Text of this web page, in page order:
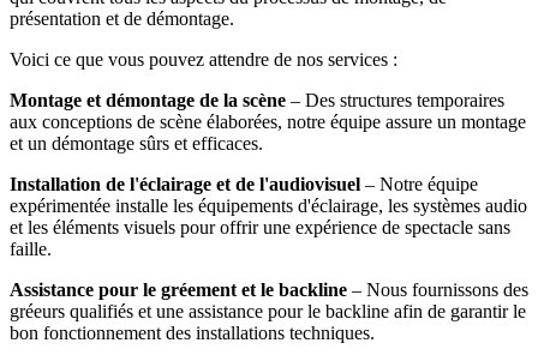
présentation et de démontage.
Voici ce que vous pouvez attendre de nos services :
Montage et démontage de la scène – Des structures temporaires
aux conceptions de scène élaborées, notre équipe assure un montage
et un démontage sûrs et efficaces.
Installation de l'éclairage et de l'audiovisuel – Notre équipe
expérimentée installe les équipements d'éclairage, les systèmes audio
et les éléments visuels pour offrir une expérience de spectacle sans
faille.
Assistance pour le gréement et le backline – Nous fournissons des
gréeurs qualifiés et une assistance pour le backline afin de garantir le
bon fonctionnement des installations techniques.